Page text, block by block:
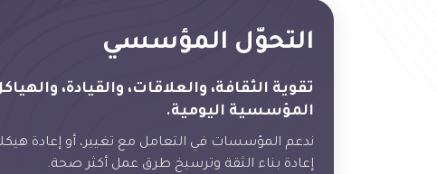
التحوّل المؤسسي
تقوية الثقافة، والعلاقات، والقيادة،
المؤسسية اليومية.
ندعم المؤسسات في التعامل مع تغيير، أو إعادة
إعادة بناء الثقة وترسيخ طرق عمل أكثر صحة.